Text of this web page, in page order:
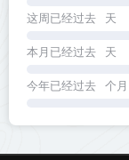
这周已经过去 天
本月已经过去 天
今年已经过去 个月